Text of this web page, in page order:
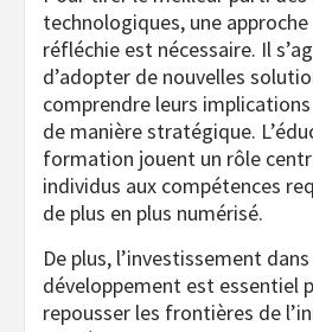
technologiques, une
réfléchie est nécessaire. Il
d’adopter de nouvelles
comprendre leurs
de manière stratégique.
formation jouent un rôle
individus aux compétences
de plus en plus numérisé.
De plus, l’investissement
développement est essentiel
repousser les frontières de